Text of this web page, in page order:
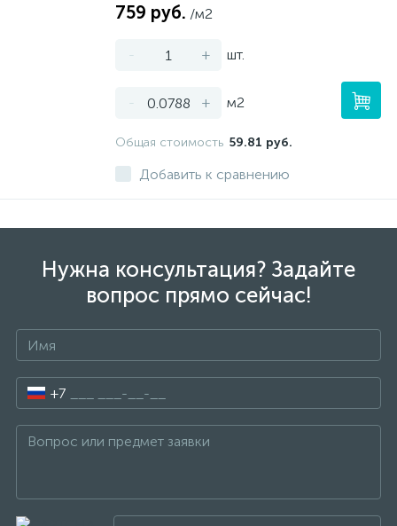
759 руб. /м2
- + шт.
- + м2
Общая стоимость 59.81 руб.
Добавить к сравнению
Нужна консультация? Задайте
вопрос прямо сейчас!
+7